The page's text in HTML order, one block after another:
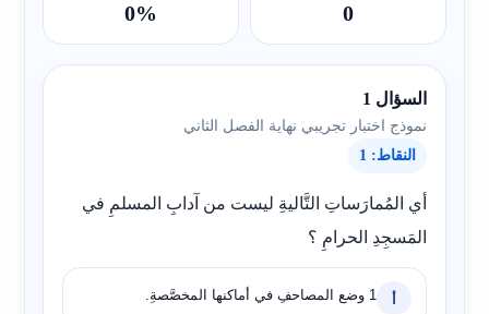
0
0%
السؤال 1
نموذج اختبار تجريبي نهاية الفصل الثاني
النقاط: 1
أي المُمارَساتِ التَّاليةِ ليست من آدابِ المسلمِ في
المَسجِدِ الحرامِ ؟
أ 1 وضع المصاحفِ في أماكنها المخصَّصةِ.